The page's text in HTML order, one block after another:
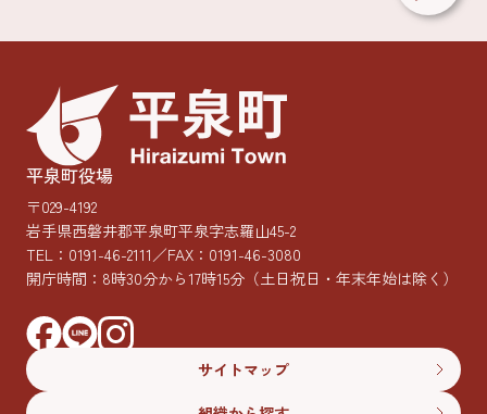
平泉町役場
〒029-4192
岩手県西磐井郡平泉町平泉字志羅山45-2
TEL： 0191-46-2111／FAX：0191-46-3080
開庁時間：8時30分から17時15分 （土日祝日・年末年始は除く）
サイトマップ